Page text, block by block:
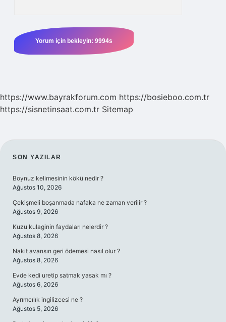
https://www.bayrakforum.com https://bosieboo.com.tr
https://sisnetinsaat.com.tr Sitemap
SIDEBAR
SON YAZILAR
Boynuz kelimesinin kökü nedir ?
Ağustos 10, 2026
Çekişmeli boşanmada nafaka ne zaman verilir ?
Ağustos 9, 2026
Kuzu kulaginin faydaları nelerdir ?
Ağustos 8, 2026
Nakit avansın geri ödemesi nasıl olur ?
Ağustos 8, 2026
Evde kedi uretip satmak yasak mı ?
Ağustos 6, 2026
Ayrımcılık ingilizcesi ne ?
Ağustos 5, 2026